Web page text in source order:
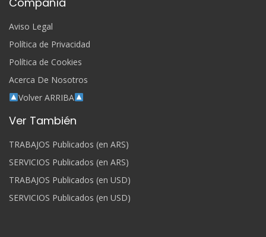
Aviso Legal
Política de Privacidad
Política de Cookies
Acerca De Nosotros
Volver ARRIBA
Ver También
TRABAJOS Publicados (en ARS)
SERVICIOS Publicados (en ARS)
TRABAJOS Publicados (en USD)
SERVICIOS Publicados (en USD)